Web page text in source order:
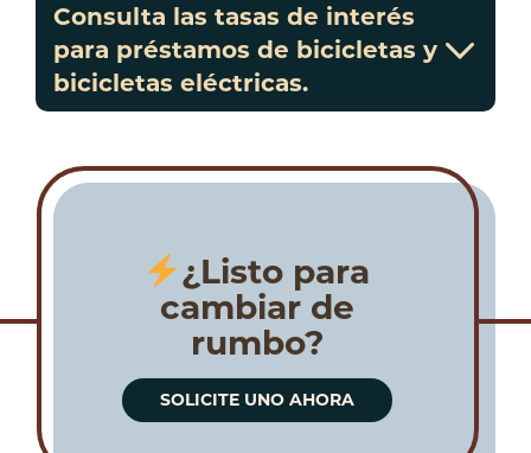
Consulta las tasas de interés
para préstamos de bicicletas y
bicicletas eléctricas.
¿Listo para
cambiar de
rumbo?
SOLICITE UNO AHORA